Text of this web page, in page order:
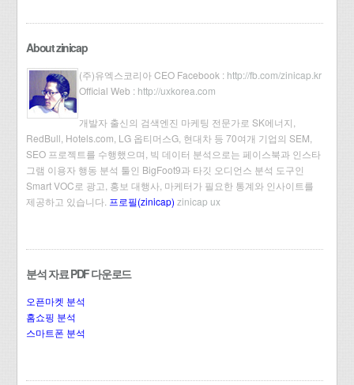
About zinicap
(주)유엑스코리아 CEO Facebook : http://fb.com/zinicap.kr
Official Web : http://uxkorea.com
개발자 출신의 검색엔진 마케팅 전문가로 SK에너지,
RedBull, Hotels.com, LG 옵티머스G, 현대차 등 70여개 기업의 SEM,
SEO 프로젝트를 수행했으며, 빅 데이터 분석으로는 페이스북과 인스타
그램 이용자 행동 분석 툴인 BigFoot9과 타깃 오디언스 분석 도구인
Smart VOC로 광고, 홍보 대행사, 마케터가 필요한 통계와 인사이트를
제공하고 있습니다. 프로필(zinicap) zinicap ux
분석 자료 PDF 다운로드
오픈마켓 분석
홈쇼핑 분석
스마트폰 분석